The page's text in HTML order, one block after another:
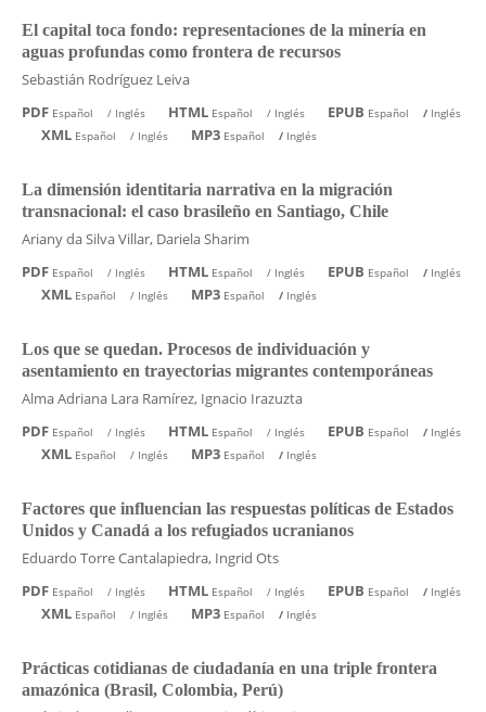
El capital toca fondo: representaciones de la minería en
aguas profundas como frontera de recursos
Sebastián Rodríguez Leiva
PDF Español / Inglés HTML Español / Inglés EPUB Español / Inglés
XML Español / Inglés MP3 Español / Inglés
La dimensión identitaria narrativa en la migración
transnacional: el caso brasileño en Santiago, Chile
Ariany da Silva Villar, Dariela Sharim
PDF Español / Inglés HTML Español / Inglés EPUB Español / Inglés
XML Español / Inglés MP3 Español / Inglés
Los que se quedan. Procesos de individuación y
asentamiento en trayectorias migrantes contemporáneas
Alma Adriana Lara Ramírez, Ignacio Irazuzta
PDF Español / Inglés HTML Español / Inglés EPUB Español / Inglés
XML Español / Inglés MP3 Español / Inglés
Factores que influencian las respuestas políticas de Estados
Unidos y Canadá a los refugiados ucranianos
Eduardo Torre Cantalapiedra, Ingrid Ots
PDF Español / Inglés HTML Español / Inglés EPUB Español / Inglés
XML Español / Inglés MP3 Español / Inglés
Prácticas cotidianas de ciudadanía en una triple frontera
amazónica (Brasil, Colombia, Perú)